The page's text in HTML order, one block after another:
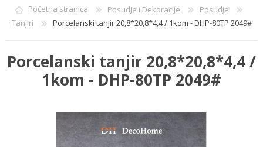
REGISTRUJTE SE
PRIJAVA
Početna stranica Posudje i Dekoracije
Posudje
Tanjiri
Porcelanski tanjir 20,8*20,8*4,4 / 1kom - DHP-80TP 2049#
Porcelanski tanjir 20,8*20,8*4,4 /
1kom - DHP-80TP 2049#